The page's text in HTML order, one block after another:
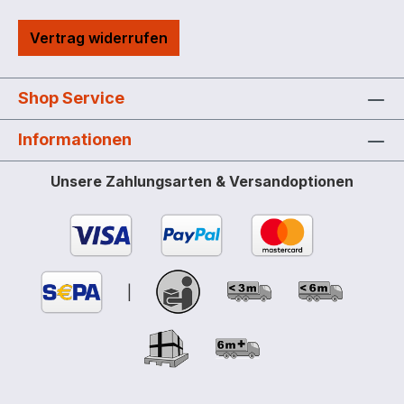
Vertrag widerrufen
Shop Service
Informationen
Unsere Zahlungsarten & Versandoptionen